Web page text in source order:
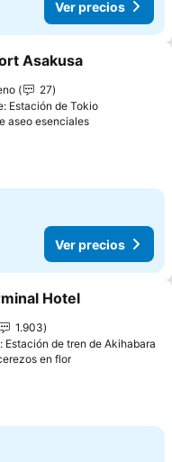
Ver precios
a favoritos
Asakusa
27
Estación de Tokio
aseo esenciales
Ver precios
a favoritos
Hotel
1.903
Estación de tren de Akihabara
en flor